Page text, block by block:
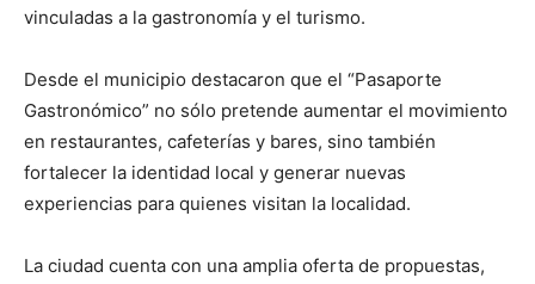
vinculadas a la gastronomía y el turismo.
Desde el municipio destacaron que el “Pasaporte
Gastronómico” no sólo pretende aumentar el movimiento
en restaurantes, cafeterías y bares, sino también
fortalecer la identidad local y generar nuevas
experiencias para quienes visitan la localidad.
La ciudad cuenta con una amplia oferta de propuestas,